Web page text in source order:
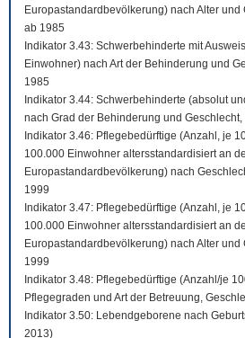
Europastandardbevölkerung) nach Alter
ab 1985
Indikator 3.43: Schwerbehinderte mit
Einwohner) nach Art der Behinderung und
1985
Indikator 3.44: Schwerbehinderte (absolut
nach Grad der Behinderung und
Indikator 3.46: Pflegebedürftige (Anzahl, je
100.000 Einwohner altersstandardisiert an
Europastandardbevölkerung) nach
1999
Indikator 3.47: Pflegebedürftige (Anzahl, je
100.000 Einwohner altersstandardisiert an
Europastandardbevölkerung) nach Alter
1999
Indikator 3.48: Pflegebedürftige (Anzahl/je
Pflegegraden und Art der Betreuung,
Indikator 3.50: Lebendgeborene nach
2013)